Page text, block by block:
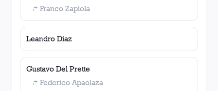
Franco Zapiola
Leandro Diaz
Gustavo Del Prette
Federico Apaolaza